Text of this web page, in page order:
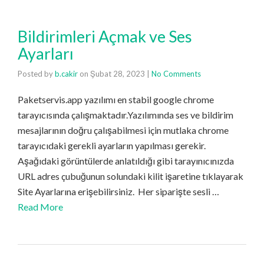
Bildirimleri Açmak ve Ses
Ayarları
Posted byb.cakir on Şubat 28, 2023 No Comments
Paketservis.app yazılımı en stabil google chrome
tarayıcısında çalışmaktadır.Yazılımında ses ve bildirim
mesajlarının doğru çalışabilmesi için mutlaka chrome
tarayıcıdaki gerekli ayarların yapılması gerekir.
Aşağıdaki görüntülerde anlatıldığı gibi tarayınıcınızda
URL adres çubuğunun solundaki kilit işaretine tıklayarak
Site Ayarlarına erişebilirsiniz. Her siparişte sesli …
Read More